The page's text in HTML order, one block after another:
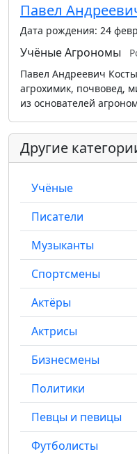
Павел
Дата рождения: 24
УчёныеАгрономы
Павел Андреевич
агрохимик, почвовед,
из основателей
Другие
Учёные
Писатели
Музыканты
Спортсмены
Актёры
Актрисы
Бизнесмены
Политики
Певцы и певицы
Футболисты